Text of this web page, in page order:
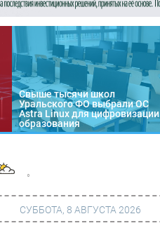
Свыше тысячи школ
Уральского ФО выбрали ОС
Astra Linux для цифровизации
образования
°
СУББОТА, 8 АВГУСТА 2026